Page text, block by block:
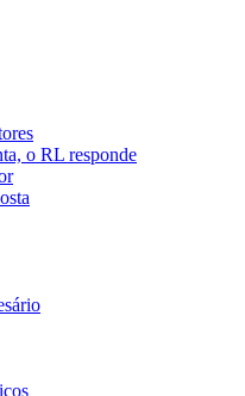
o RL responde